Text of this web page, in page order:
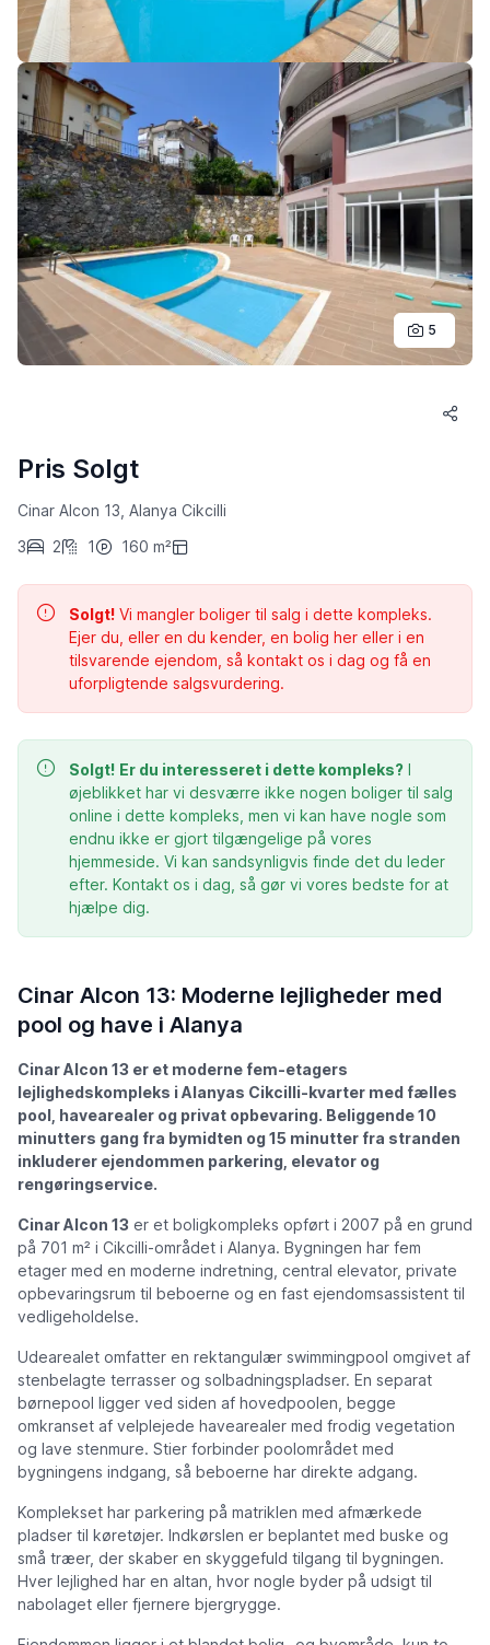
5
Pris Solgt
Cinar Alcon 13, Alanya Cikcilli
3
2 1 160 m²
Solgt! Vi mangler boliger til salg i dette kompleks.
Ejer du, eller en du kender, en bolig her eller i en
tilsvarende ejendom, så kontakt os i dag og få en
uforpligtende salgsvurdering.
Solgt! Er du interesseret i dette kompleks? I
øjeblikket har vi desværre ikke nogen boliger til salg
online i dette kompleks, men vi kan have nogle som
endnu ikke er gjort tilgængelige på vores
hjemmeside. Vi kan sandsynligvis finde det du leder
efter. Kontakt os i dag, så gør vi vores bedste for at
hjælpe dig.
Cinar Alcon 13: Moderne lejligheder med
pool og have i Alanya
Cinar Alcon 13 er et moderne fem-etagers
lejlighedskompleks i Alanyas Cikcilli-kvarter med fælles
pool, havearealer og privat opbevaring. Beliggende 10
minutters gang fra bymidten og 15 minutter fra stranden
inkluderer ejendommen parkering, elevator og
rengøringservice.
Cinar Alcon 13 er et boligkompleks opført i 2007 på en grund
på 701 m² i Cikcilli-området i Alanya. Bygningen har fem
etager med en moderne indretning, central elevator, private
opbevaringsrum til beboerne og en fast ejendomsassistent til
vedligeholdelse.
Udearealet omfatter en rektangulær swimmingpool omgivet af
stenbelagte terrasser og solbadningspladser. En separat
børnepool ligger ved siden af hovedpoolen, begge
omkranset af velplejede havearealer med frodig vegetation
og lave stenmure. Stier forbinder poolområdet med
bygningens indgang, så beboerne har direkte adgang.
Komplekset har parkering på matriklen med afmærkede
pladser til køretøjer. Indkørslen er beplantet med buske og
små træer, der skaber en skyggefuld tilgang til bygningen.
Hver lejlighed har en altan, hvor nogle byder på udsigt til
nabolaget eller fjernere bjergrygge.